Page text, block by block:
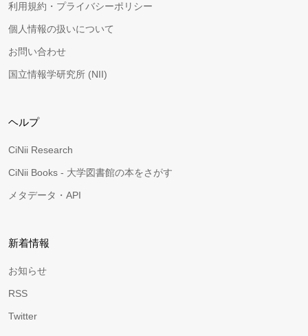
利用規約・プライバシーポリシー
個人情報の扱いについて
お問い合わせ
国立情報学研究所 (NII)
ヘルプ
CiNii Research
CiNii Books - 大学図書館の本をさがす
メタデータ・API
新着情報
お知らせ
RSS
Twitter